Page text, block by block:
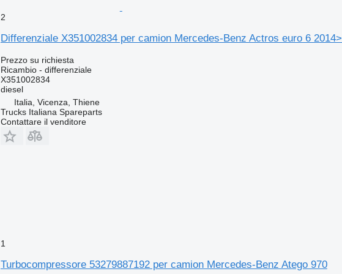
2
Differenziale X351002834 per camion Mercedes-Benz Actros euro 6
Prezzo su richiesta
Ricambio - differenziale
X351002834
diesel
Italia, Vicenza, Thiene
Trucks Italiana Spareparts
Contattare il venditore
1
Turbocompressore 53279887192 per camion Mercedes-Benz Atego 970